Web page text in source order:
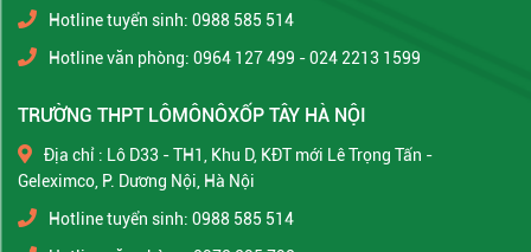
Hotline tuyển sinh: 0988 585 514
Hotline văn phòng: 0964 127 499 - 024 2213 1599
TRƯỜNG THPT LÔMÔNÔXỐP TÂY HÀ NỘI
Địa chỉ : Lô D33 - TH1, Khu D, KĐT mới Lê Trọng Tấn -
Geleximco, P. Dương Nội, Hà Nội
Hotline tuyển sinh: 0988 585 514